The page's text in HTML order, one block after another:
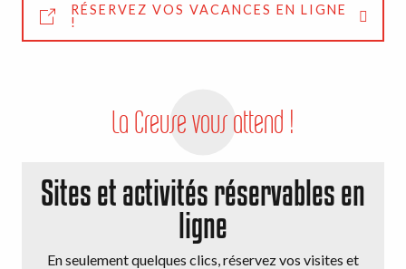
RÉSERVEZ VOS VACANCES EN LIGNE
!
La Creuse vous attend !
Sites et activités réservables en
ligne
En seulement quelques clics, réservez vos visites et